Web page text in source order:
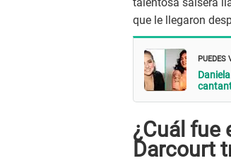
talentosa salsera
que le llegaron
PUEDES
¿Cuál fue
Darcourt